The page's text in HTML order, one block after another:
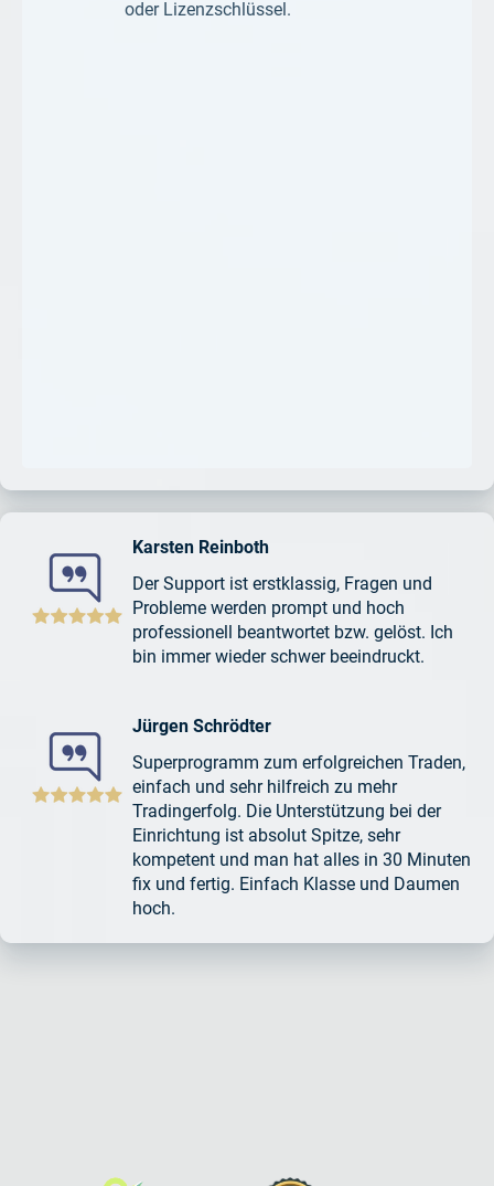
oder Lizenzschlüssel.
Karsten Reinboth
Der Support ist erstklassig, Fragen und
Probleme werden prompt und hoch
professionell beantwortet bzw. gelöst. Ich
bin immer wieder schwer beeindruckt.
Jürgen Schrödter
Superprogramm zum erfolgreichen Traden,
einfach und sehr hilfreich zu mehr
Tradingerfolg. Die Unterstützung bei der
Einrichtung ist absolut Spitze, sehr
kompetent und man hat alles in 30 Minuten
fix und fertig. Einfach Klasse und Daumen
hoch.